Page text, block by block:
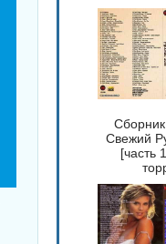
Свежий
[часть